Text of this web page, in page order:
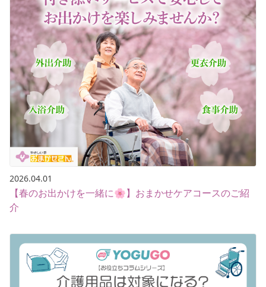
2026.04.01
【春のお出かけを一緒に🌸】おまかせケアコースのご紹
介